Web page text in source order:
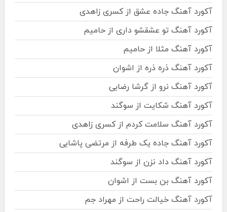
آکورد آهنگ جاده عشق از کسری زاهدی
آکورد آهنگ تو عشقشو داری از حامیم
آکورد آهنگ مثلا از حامیم
آکورد آهنگ ذره ذره از اشوان
آکورد آهنگ نرو از گرشا رضایی
آکورد آهنگ شکایت از سوگند
آکورد آهنگ سلامت کردم از کسری زاهدی
آکورد آهنگ جاده یک طرفه از مرتضی پاشایی
آکورد آهنگ داد نزن از سوگند
آکورد آهنگ بن بست از اشوان
آکورد آهنگ خیالت راحت از مهراد جم